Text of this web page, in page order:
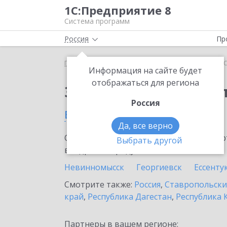
1С:Предприятие 8
Система программ
Россия
Информация на сайте будет
отображаться для региона
Россия
Да, все верно
Выбрать другой
Главная
Заказать ИТС
в Железноводске
Ознакомьтесь с информационными
внедрение продукта.
Невинномысск
Георгиевск
Смотрите также: Россия,
край, Республика Дагестан, Республика
Партнеры в вашем регионе: